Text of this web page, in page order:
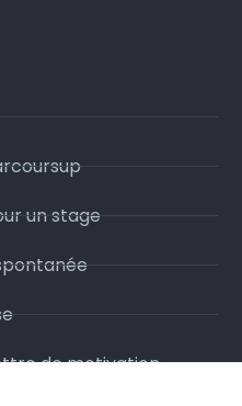
un stage
de motivation